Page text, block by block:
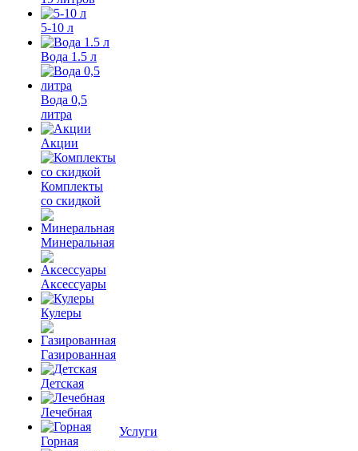
5-10 л
Вода 1.5 л
Вода 0,5
литра
Акции
Комплекты
со скидкой
Минеральная
Аксессуары
Кулеры
Газированная
Детская
Лечебная
Горная
Услуги